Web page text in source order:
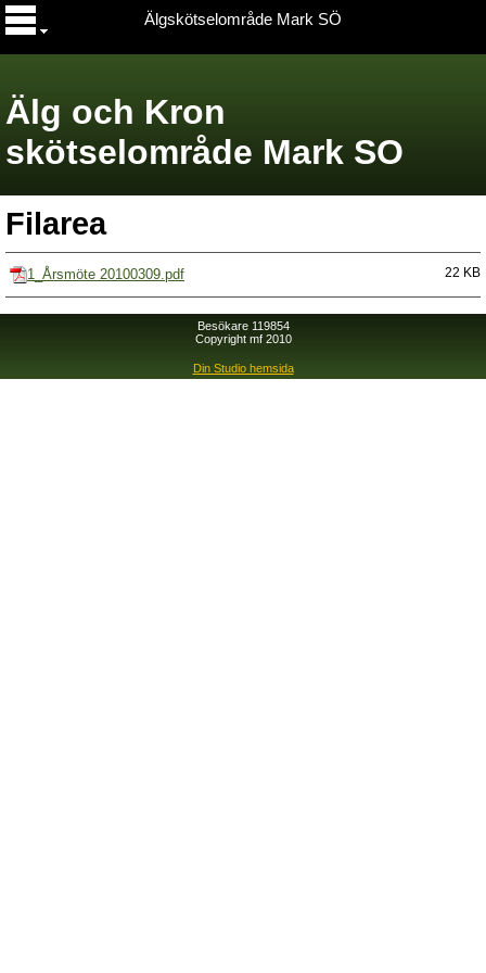
Älg och Kron
skötselområde Mark SO
Älgskötselområde Mark SÖ
Filarea
1_Årsmöte 20100309.pdf 22 KB
Besökare 119854
Copyright mf 2010
Din Studio hemsida